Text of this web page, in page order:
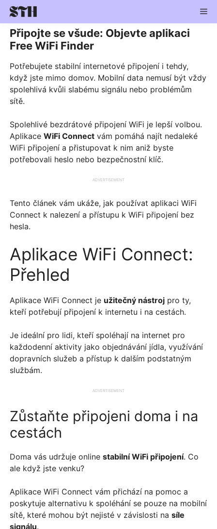
Skip
content
Připojte se všude: Objevte aplikaci
Free WiFi Finder
Potřebujete stabilní internetové připojení i tehdy,
když jste mimo domov. Mobilní data nemusí být vždy
spolehlivá kvůli slabému signálu nebo problémům
sítě.
Spolehlivé bezdrátové připojení WiFi je lepší volbou.
Aplikace WiFi Connect vám pomáhá najít nedaleké
WiFi připojení a přistupovat k nim aniž byste
potřebovali heslo nebo bezpečnostní klíč.
ADVERTISEMENT
Tento článek vám ukáže, jak používat aplikaci WiFi
Connect k nalezení a přístupu k WiFi připojení bez
hesla.
Aplikace WiFi Connect:
Přehled
Aplikace WiFi Connect je užitečný nástroj pro ty,
kteří potřebují připojení k internetu i na cestách.
Je ideální pro lidi, kteří spoléhají na internet pro
každodenní aktivity jako objednávání jídla, využívání
dopravních služeb a přístup k dalším podstatným
službám.
ADVERTISEMENT
Zůstaňte připojeni doma i na
cestách
Doma vás udržuje online stabilní WiFi připojení. Co
ale když jste venku?
Aplikace WiFi Connect vám přichází na pomoc a
poskytuje alternativu k spoléhání se pouze na mobilní
sítě, které mohou být nejisté v závislosti na síle
signálu.